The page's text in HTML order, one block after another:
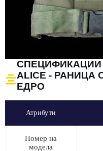
СПЕЦИФИКАЦИИ
ALICE -
ЕДРО
Атрибути
Номер на
модела